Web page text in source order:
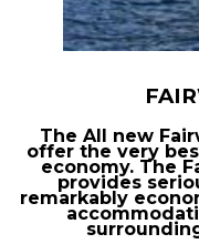
The All new
offer the very
economy. The
provides
remarkably